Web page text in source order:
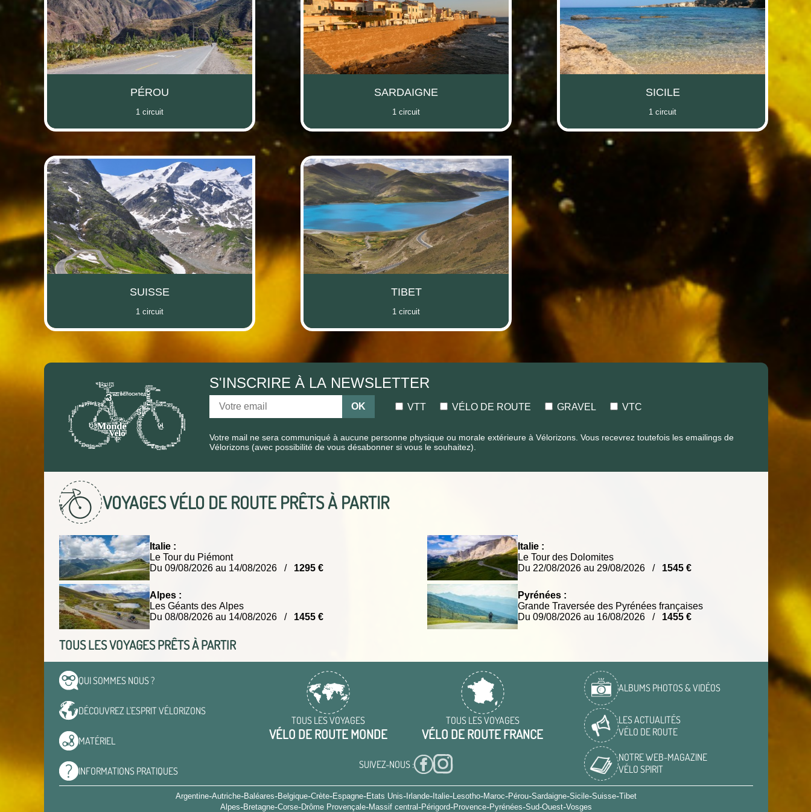
PÉROU
1 circuit
SARDAIGNE
1 circuit
SICILE
1 circuit
SUISSE
1 circuit
TIBET
1 circuit
S'INSCRIRE À LA NEWSLETTER
OK VTT VÉLO DE ROUTE GRAVEL VTC
Votre mail ne sera communiqué à aucune personne physique ou morale extérieure à Vélorizons. Vous recevrez toutefois les emailings de
Vélorizons (avec possibilité de vous désabonner si vous le souhaitez).
VOYAGES VÉLO DE ROUTEPRÊTS À PARTIR
Italie :
Le Tour du Piémont
Du 09/08/2026 au 14/08/2026 / 1295 €
Italie :
Le Tour des Dolomites
Du 22/08/2026 au 29/08/2026 / 1545 €
Alpes :
Les Géants des Alpes
Du 08/08/2026 au 14/08/2026 / 1455 €
Pyrénées :
Grande Traversée des Pyrénées françaises
Du 09/08/2026 au 16/08/2026 / 1455 €
TOUS LES VOYAGES PRÊTS À PARTIR
TOUS LES VOYAGES
VÉLO DE ROUTE MONDE
TOUS LES VOYAGES
VÉLO DE ROUTE FRANCE
ALBUMS PHOTOS & VIDÉOS
LES ACTUALITÉS
VÉLO DE ROUTE
NOTRE WEB-MAGAZINE
VÉLO SPIRIT
QUI SOMMES NOUS ?
DÉCOUVREZ L'ESPRITVÉLORIZONS
MATÉRIEL
INFORMATIONS PRATIQUES
SUIVEZ-NOUS :
Argentine-Autriche-Baléares-Belgique-Crète-Espagne-Etats Unis- Irlande- Italie-Lesotho-Maroc-Pérou-Sardaigne-Sicile-Suisse-Tibet
Alpes-Bretagne-Corse-Drôme Provençale-Massif central-Périgord-Provence-Pyrénées-Sud-Ouest-Vosges